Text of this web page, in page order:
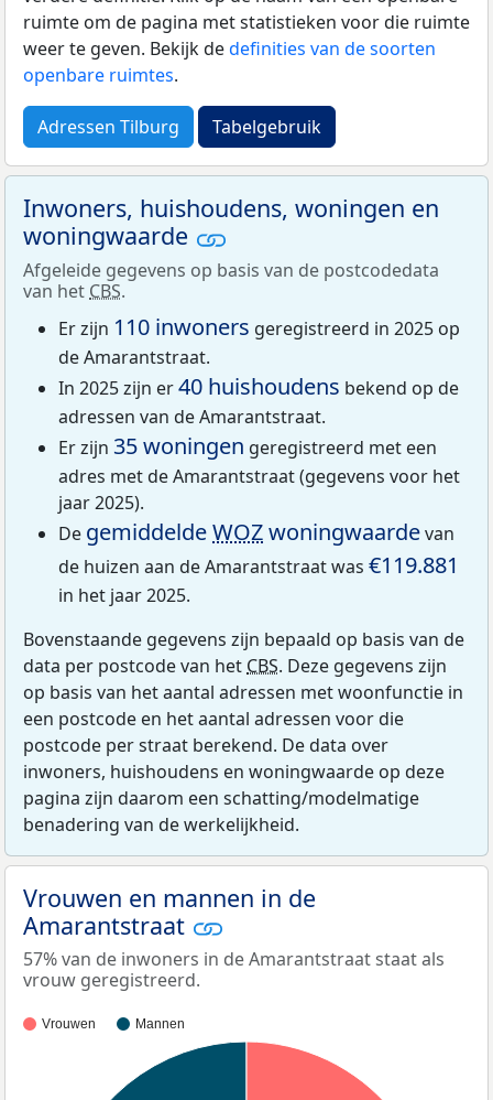
ruimte om de pagina met statistieken voor die ruimte
weer te geven. Bekijk dedefinities van de soorten
openbare ruimtes.
Adressen Tilburg Tabelgebruik
Inwoners, huishoudens, woningen en
woningwaarde
Afgeleide gegevens op basis van de postcodedata
van het CBS.
Er zijn 110 inwoners geregistreerd in 2025 op
de Amarantstraat.
In 2025 zijn er40 huishoudens bekend op de
adressen van de Amarantstraat.
Er zijn 35 woningen geregistreerd met een
adres met de Amarantstraat (gegevens voor het
jaar 2025).
De gemiddeldeWOZwoningwaardevan
de huizen aan de Amarantstraat was €119.881
in het jaar 2025.
Bovenstaande gegevens zijn bepaald op basis van de
data per postcode van het CBS. Deze gegevens zijn
op basis van het aantal adressen met woonfunctie in
een postcode en het aantal adressen voor die
postcode per straat berekend. De data over
inwoners, huishoudens en woningwaarde op deze
pagina zijn daarom een schatting/modelmatige
benadering van de werkelijkheid.
Vrouwen en mannen in de
Amarantstraat
57% van de inwoners in de Amarantstraat staat als
vrouw geregistreerd.
Vrouwen Mannen